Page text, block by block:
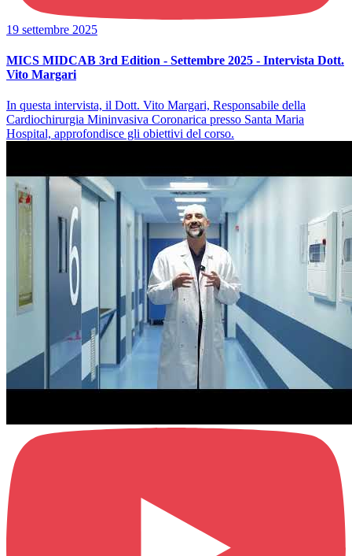
19 settembre 2025
MICS MIDCAB 3rd Edition - Settembre 2025 - Intervista Dott.
Vito Margari
In questa intervista, il Dott. Vito Margari, Responsabile della
Cardiochirurgia Mininvasiva Coronarica presso Santa Maria
Hospital, approfondisce gli obiettivi del corso.